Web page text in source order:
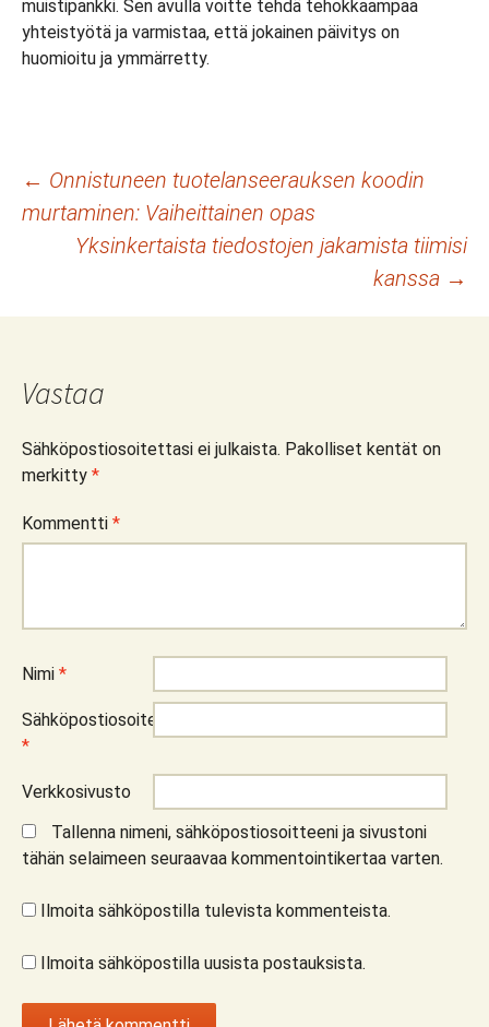
muistipankki. Sen avulla voitte tehdä tehokkaampaa
yhteistyötä ja varmistaa, että jokainen päivitys on
huomioitu ja ymmärretty.
Artikkelien
selaus
← Onnistuneen tuotelanseerauksen koodin
murtaminen: Vaiheittainen opas
Yksinkertaista tiedostojen jakamista tiimisi
kanssa →
Vastaa
Sähköpostiosoitettasi ei julkaista. Pakolliset kentät on
merkitty *
Kommentti *
Nimi *
Sähköpostiosoite
*
Verkkosivusto
Tallenna nimeni, sähköpostiosoitteeni ja sivustoni
tähän selaimeen seuraavaa kommentointikertaa varten.
Ilmoita sähköpostilla tulevista kommenteista.
Ilmoita sähköpostilla uusista postauksista.